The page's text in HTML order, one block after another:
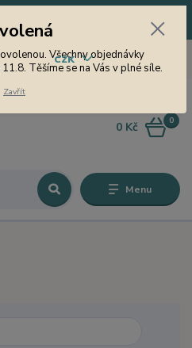
Těšíme se na Vás v plné síle.
Menu
CZK
0
0 Kč
Všechny objednávky
Těšíme se na Vás v plné síle.
Zavřít